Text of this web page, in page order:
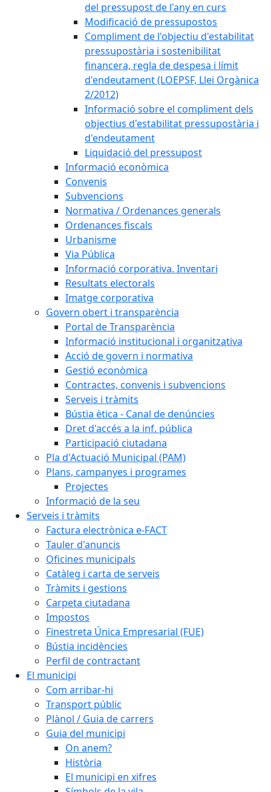
del pressupost de l'any en curs
Modificació de pressupostos
Compliment de l'objectiu d'estabilitat
pressupostària i sostenibilitat
financera, regla de despesa i límit
d'endeutament (LOEPSF, Llei Orgànica
2/2012)
Informació sobre el compliment dels
objectius d'estabilitat pressupostària i
d'endeutament
Liquidació del pressupost
Informació econòmica
Convenis
Subvencions
Normativa / Ordenances generals
Ordenances fiscals
Urbanisme
Via Pública
Informació corporativa. Inventari
Resultats electorals
Imatge corporativa
Govern obert i transparència
Portal de Transparència
Informació institucional i organitzativa
Acció de govern i normativa
Gestió econòmica
Contractes, convenis i subvencions
Serveis i tràmits
Bústia ètica - Canal de denúncies
Dret d'accés a la inf. pública
Participació ciutadana
Pla d'Actuació Municipal (PAM)
Plans, campanyes i programes
Projectes
Informació de la seu
Serveis i tràmits
Factura electrònica e-FACT
Tauler d'anuncis
Oficines municipals
Catàleg i carta de serveis
Tràmits i gestions
Carpeta ciutadana
Impostos
Finestreta Única Empresarial (FUE)
Bústia incidències
Perfil de contractant
El municipi
Com arribar-hi
Transport públic
Plànol / Guia de carrers
Guia del municipi
On anem?
Història
El municipi en xifres